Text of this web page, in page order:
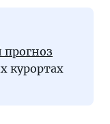
прогноз
курортах